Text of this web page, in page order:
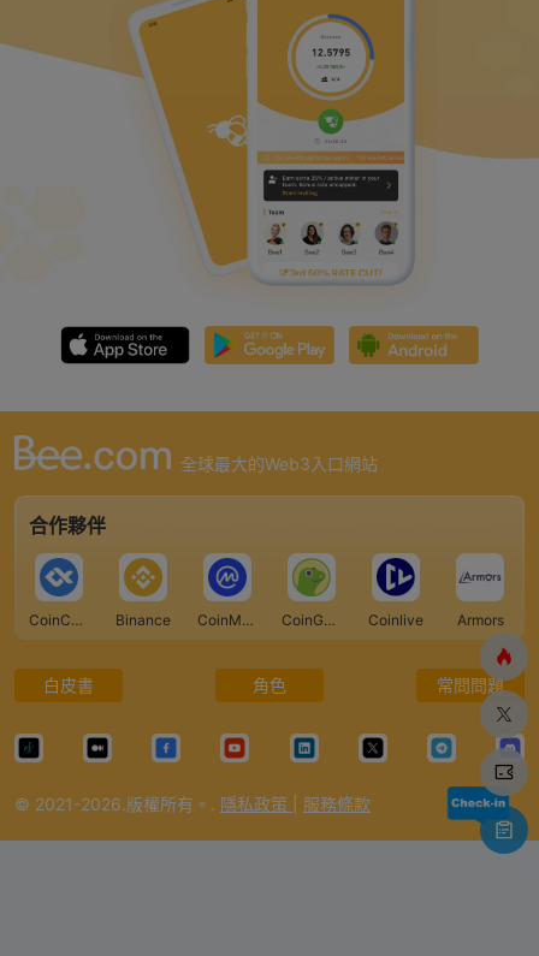
全球最大的Web3入口網站
合作夥伴
CoinCarp Binance CoinMarketCap CoinGecko Coinlive Armors
白皮書 角色 常問問題
© 2021-2026.版權所有。. 隱私政策 服務條款